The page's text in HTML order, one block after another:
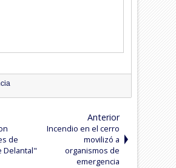
de
Delantal"
Anterior
Incendio en el cerro
movilizó a
organismos de
emergencia